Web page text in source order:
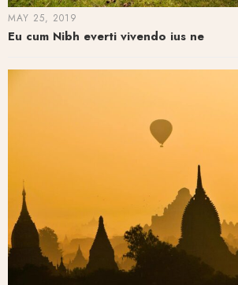
MAY 25, 2019
Eu cum Nibh everti vivendo ius ne